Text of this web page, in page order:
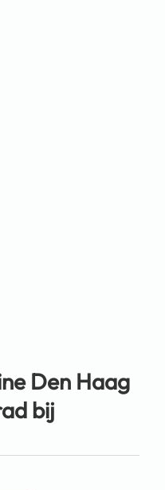
Den Haag
bij